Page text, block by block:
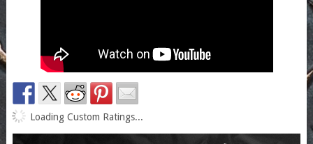
Loading Custom Ratings...